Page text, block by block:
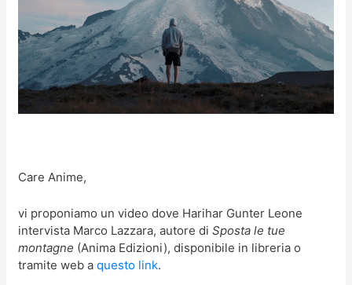
Care Anime,
vi proponiamo un video dove Harihar Gunter Leone
intervista Marco Lazzara, autore diSposta le tue
montagne (Anima Edizioni), disponibile in libreria o
tramite web aquesto link.